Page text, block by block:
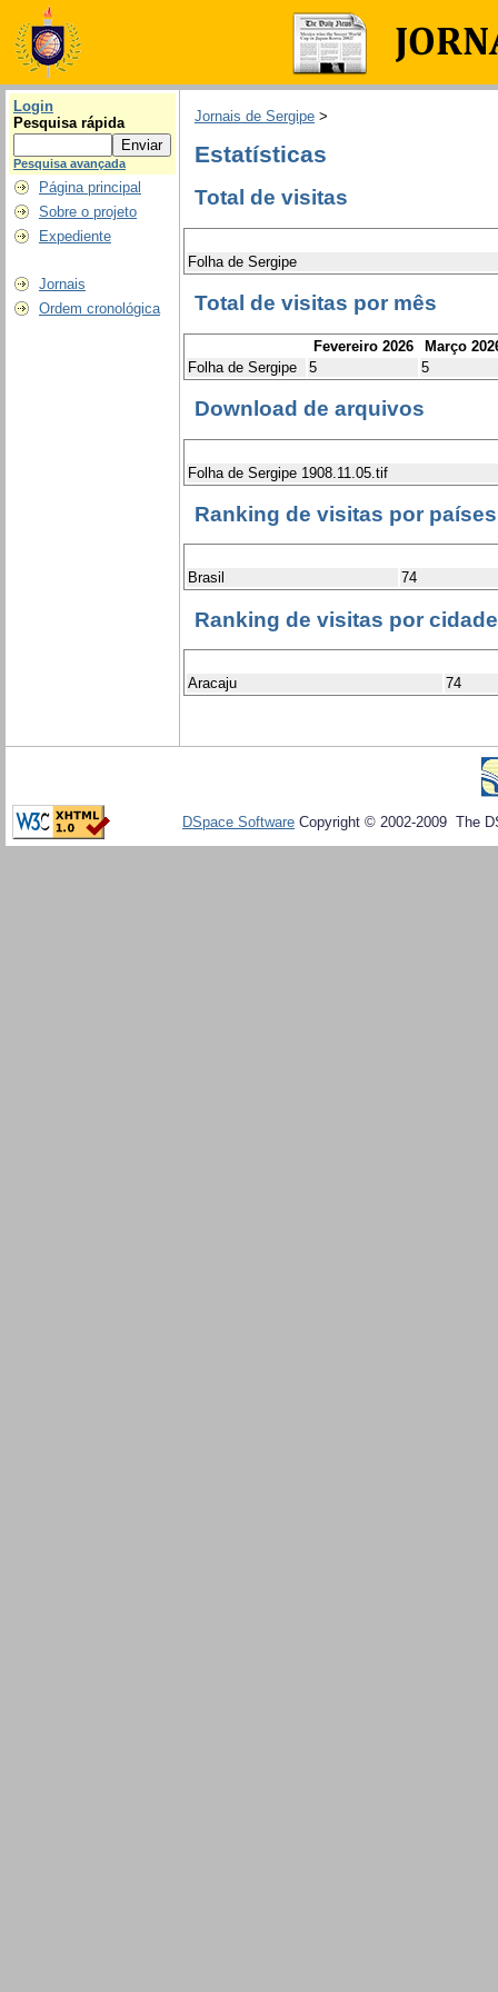
Login
Pesquisa rápida
Pesquisa avançada
Página principal
Sobre o projeto
Expediente
Jornais
Ordem cronológica
Jornais de Sergipe >
Estatísticas
Total de visitas
Folha de Sergipe
Total de visitas por mês
Fevereiro 2026
Março
Folha de Sergipe
5 5
Download de arquivos
Folha de Sergipe 1908.11.05.tif
Ranking de visitas por países
Brasil 74
Ranking de visitas por
Aracaju 74
DSpace Software Copyright © 2002-2009 The